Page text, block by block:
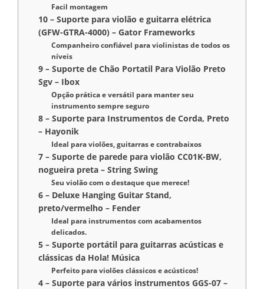
Facil montagem
10 – Suporte para violão e guitarra elétrica
(GFW-GTRA-4000) – Gator Frameworks
Companheiro confiável para violinistas de todos os
níveis
9 – Suporte de Chão Portatil Para Violão Preto
Sgv – Ibox
Opção prática e versátil para manter seu
instrumento sempre seguro
8 – Suporte para Instrumentos de Corda, Preto
– Hayonik
Ideal para violões, guitarras e contrabaixos
7 – Suporte de parede para violão CC01K-BW,
nogueira preta – String Swing
Seu violão com o destaque que merece!
6 – Deluxe Hanging Guitar Stand,
preto/vermelho – Fender
Ideal para instrumentos com acabamentos
delicados.
5 – Suporte portátil para guitarras acústicas e
clássicas da Hola! Música
Perfeito para violões clássicos e acústicos!
4 – Suporte para vários instrumentos GGS-07 –